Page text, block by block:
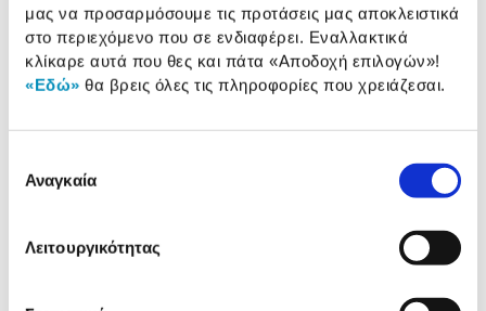
μας να προσαρμόσουμε τις προτάσεις μας αποκλειστικά
στο περιεχόμενο που σε ενδιαφέρει. Εναλλακτικά
κλίκαρε αυτά που θες και πάτα «Αποδοχή επιλογών»!
«Εδώ» θα βρεις όλες τις πληροφορίες που χρειάζεσαι.
συγκατάθεσης
Αναγκαία
Λειτουργικότητας
Αναλυτική
παρουσίαση
Αναλυτική παρουσίαση
Προδιαγραφές
Αξιολογήσεις
Δες τι κλίκαραν όσοι είδαν το ίδιο